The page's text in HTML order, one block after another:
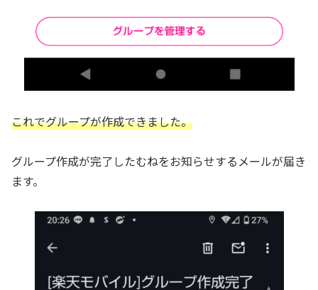
これでグループが作成できました。
グループ作成が完了したむねをお知らせするメールが届き
ます。